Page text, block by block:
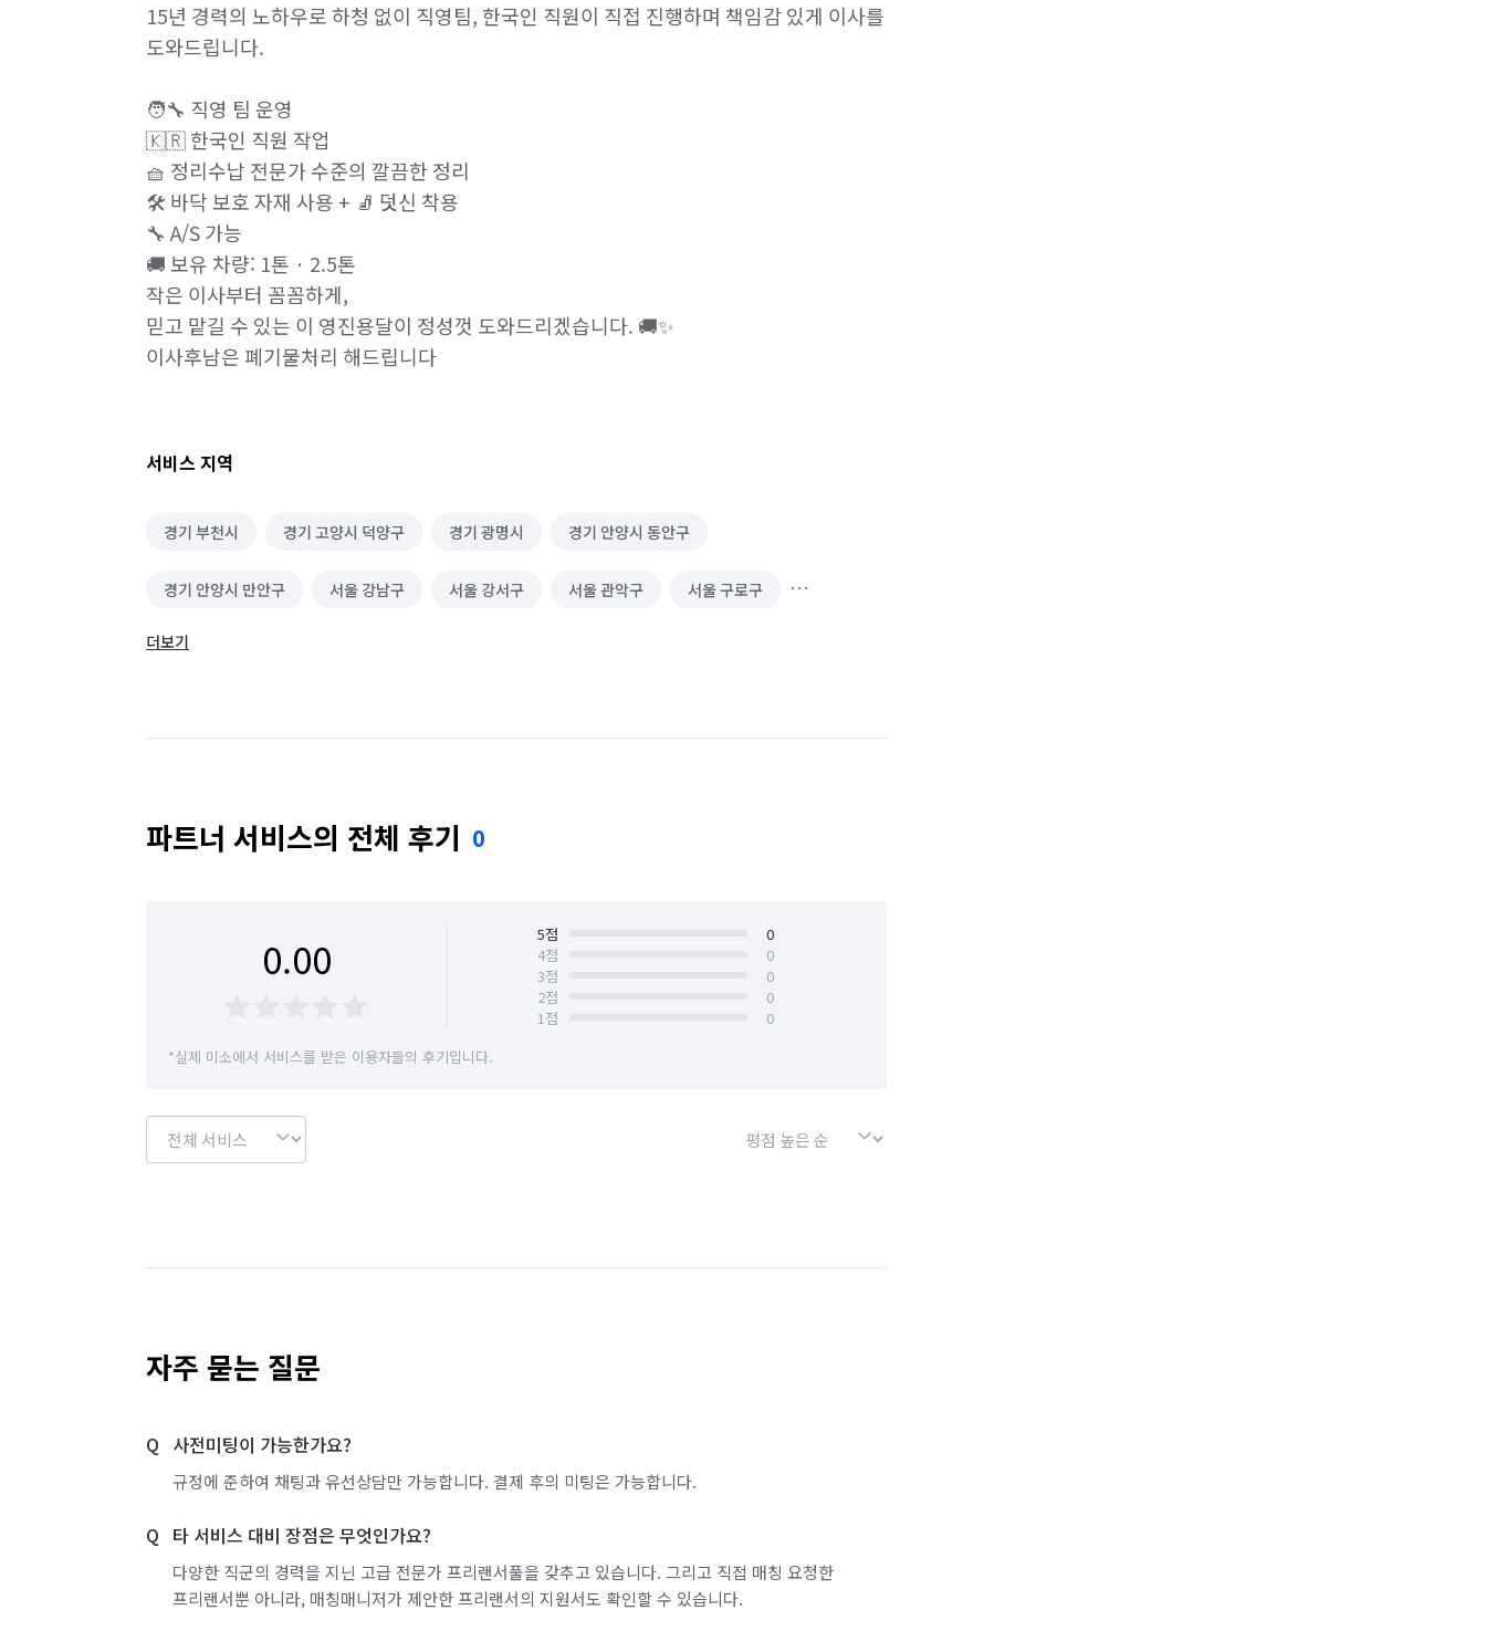
15년 경력의 노하우로 하청 없이 직영팀, 한국인 직원이 직접 진행하며 책임감 있게 이사를
도와드립니다.
🧑‍🔧 직영 팀 운영
🇰🇷 한국인 직원 작업
🧺 정리수납 전문가 수준의 깔끔한 정리
🛠️ 바닥 보호 자재 사용 + 🧦 덧신 착용
🔧 A/S 가능
🚚 보유 차량: 1톤 · 2.5톤
작은 이사부터 꼼꼼하게,
믿고 맡길 수 있는 이 영진용달이 정성껏 도와드리겠습니다. 🚚✨
서비스 지역
경기 부천시 경기 고양시 덕양구 경기 광명시 경기 안양시 동안구
경기 안양시 만안구 서울 강남구 서울 강서구 서울 관악구 서울 구로구
서울 금천구
더보기
파트너 서비스의 전체 후기 0
0.00 5점
0
4점
0
3점
0
2점
0
1점
0
*실제 미소에서 서비스를 받은 이용자들의 후기입니다.
자주 묻는 질문
사전미팅이 가능한가요?
규정에 준하여 채팅과 유선상담만 가능합니다. 결제 후의 미팅은 가능합니다.
타 서비스 대비 장점은 무엇인가요?
다양한 직군의 경력을 지닌 고급 전문가 프리랜서풀을 갖추고 있습니다. 그리고 직접 매칭 요청한
프리랜서뿐 아니라, 매칭매니저가 제안한 프리랜서의 지원서도 확인할 수 있습니다.